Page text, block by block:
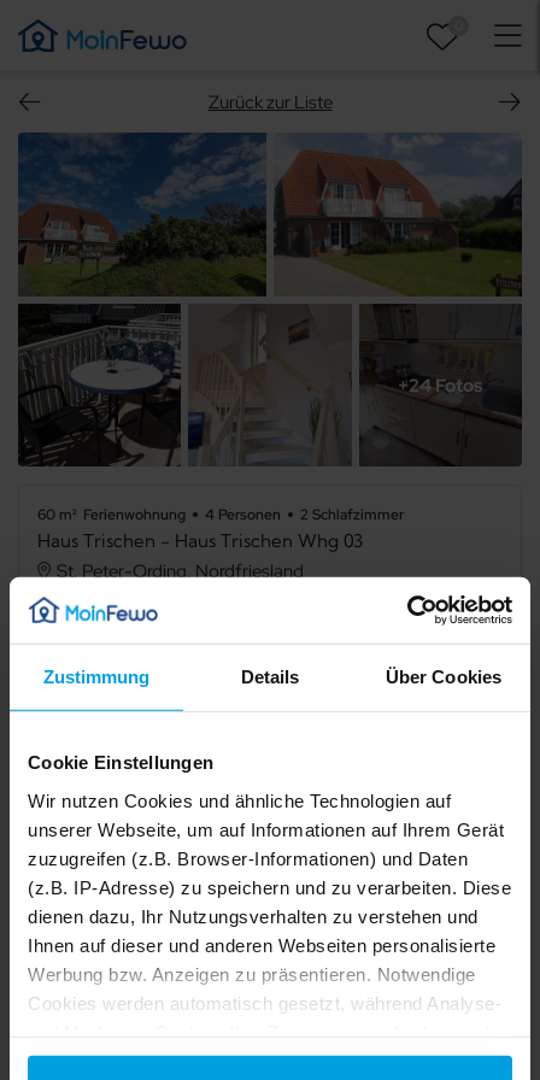
Zustimmung Details Über Cookies
Cookie Einstellungen
Wir nutzen Cookies und ähnliche Technologien auf
unserer Webseite, um auf Informationen auf Ihrem Gerät
zuzugreifen (z.B. Browser-Informationen) und Daten
(z.B. IP-Adresse) zu speichern und zu verarbeiten. Diese
dienen dazu, Ihr Nutzungsverhalten zu verstehen und
Ihnen auf dieser und anderen Webseiten personalisierte
Werbung bzw. Anzeigen zu präsentieren. Notwendige
Cookies werden automatisch gesetzt, während Analyse-
auch außerhalb der EU/EWR, z.B. in den USA,
Zurück zur Liste
+24 Fotos
60 m² Ferienwohnung 4 Personen 2 Schlafzimmer
Haus Trischen - Haus Trischen Whg 03
St. Peter-Ording, Nordfriesland
3,3 2 Bewertungen
Internet TV
Haustiere nicht erlaubt Nichtraucher
Beschreibung 1/24
2/24
3/24
4/24
7/24